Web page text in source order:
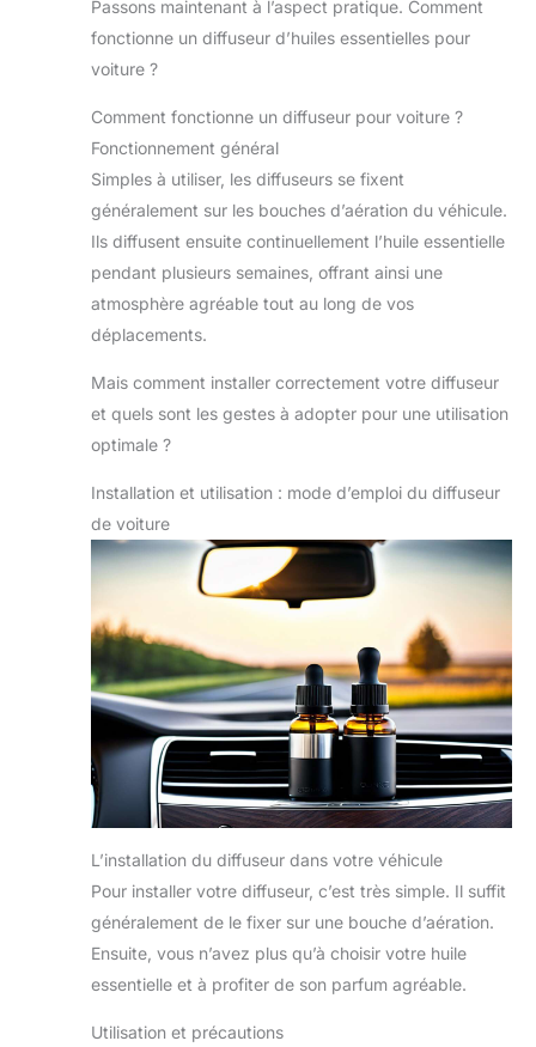
Passons maintenant à l’aspect pratique. Comment
fonctionne un diffuseur d’huiles essentielles pour
voiture ?
Comment fonctionne un diffuseur pour voiture ?
Fonctionnement général
Simples à utiliser, les diffuseurs se fixent
généralement sur les bouches d’aération du véhicule.
Ils diffusent ensuite continuellement l’huile essentielle
pendant plusieurs semaines, offrant ainsi une
atmosphère agréable tout au long de vos
déplacements.
Mais comment installer correctement votre diffuseur
et quels sont les gestes à adopter pour une utilisation
optimale ?
Installation et utilisation : mode d’emploi du diffuseur
de voiture
L’installation du diffuseur dans votre véhicule
Pour installer votre diffuseur, c’est très simple. Il suffit
généralement de le fixer sur une bouche d’aération.
Ensuite, vous n’avez plus qu’à choisir votre huile
essentielle et à profiter de son parfum agréable.
Utilisation et précautions